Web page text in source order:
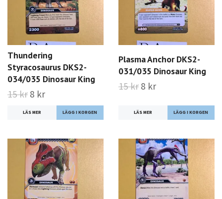
Thundering
Styracosaurus DKS2-
034/035 Dinosaur King
15 kr 8 kr
LÄS MER
Plasma Anchor DKS2-
031/035 Dinosaur King
15 kr 8 kr
LÄS MER